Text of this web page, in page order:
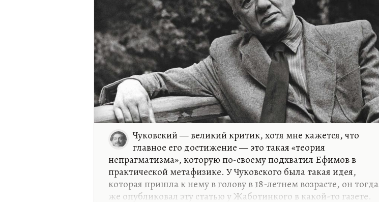
Чуковский — великий критик, хотя мне кажется, что
главное его достижение — это такая «теория
непрагматизма», которую по-своему подхватил Ефимов в
практической метафизике. У Чуковского была такая идея,
которая пришла к нему в голову в 18-летнем возрасте, он тогда
же опубликовал эту статью у Жаботинкого в какой-то газете.